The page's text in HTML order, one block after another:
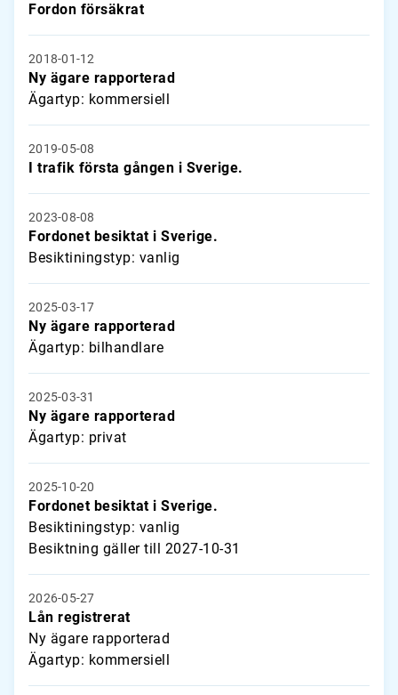
Fordon försäkrat
2018-01-12
Ny ägare rapporterad
Ägartyp: kommersiell
2019-05-08
I trafik första gången i Sverige.
2023-08-08
Fordonet besiktat i Sverige.
Besiktiningstyp: vanlig
2025-03-17
Ny ägare rapporterad
Ägartyp: bilhandlare
2025-03-31
Ny ägare rapporterad
Ägartyp: privat
2025-10-20
Fordonet besiktat i Sverige.
Besiktiningstyp: vanlig
Besiktning gäller till 2027-10-31
2026-05-27
Lån registrerat
Ny ägare rapporterad
Ägartyp: kommersiell